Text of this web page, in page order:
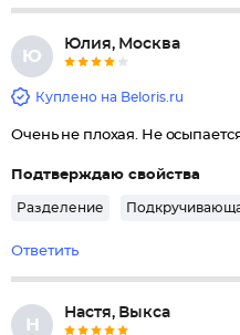
Ю
Юлия, Москва
Куплено на Beloris.ru
Очень не плохая. Не
Подтверждаю свойства
Разделение
Ответить
Н
Настя, Выкса